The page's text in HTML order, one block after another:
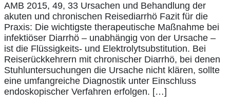
AMB 2015, 49, 33 Ursachen und Behandlung der
akuten und chronischen Reisediarrhö Fazit für die
Praxis: Die wichtigste therapeutische Maßnahme bei
infektiöser Diarrhö – unabhängig von der Ursache –
ist die Flüssigkeits- und Elektrolytsubstitution. Bei
Reiserückkehrern mit chronischer Diarrhö, bei denen
Stuhluntersuchungen die Ursache nicht klären, sollte
eine umfangreiche Diagnostik unter Einschluss
endoskopischer Verfahren erfolgen. […]